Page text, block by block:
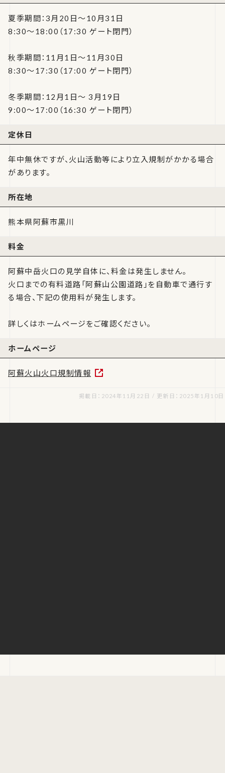
夏季期間：3月20日～10月31日
8:30～18:00（17:30 ゲート閉門）
秋季期間：11月1日～11月30日
8:30～17:30（17:00 ゲート閉門）
冬季期間：12月1日～ 3月19日
9:00～17:00（16:30 ゲート閉門）
定休日
年中無休ですが、火山活動等により立入規制がかかる場合
があります。
所在地
熊本県阿蘇市黒川
料金
阿蘇中岳火口の見学自体に、料金は発生しません。
火口までの有料道路「阿蘇山公園道路」を自動車で通行す
る場合、下記の使用料が発生します。
詳しくはホームページをご確認ください。
ホームページ
阿蘇火山火口規制情報
掲載日：2024年11月22日 / 更新日：2025年1月10日